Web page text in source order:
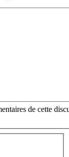
de cette